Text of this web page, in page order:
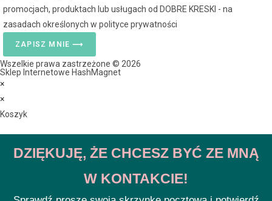
promocjach, produktach lub usługach od DOBRE KRESKI - na
zasadach określonych w polityce prywatności
ZAPISZ MNIE ⟶
Wszelkie prawa zastrzeżone © 2026
Sklep Internetowe HashMagnet
×
×
Koszyk
DZIĘKUJĘ, ŻE CHCESZ BYĆ ZE MNĄ
W KONTAKCIE!